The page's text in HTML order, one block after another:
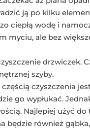
ją po kilku
ciepłą wodę i
myciu, ale bez
drzwiczek.
szyby.
czyszczenia
go wypłukać.
Najlepiej użyć
będzie również